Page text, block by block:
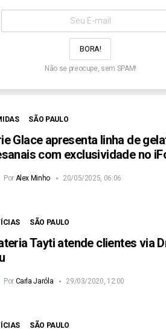
Não se preocupe, sem SPAM!
SÃO PAULO
Glace apresenta linha de
com exclusividade no
Por Alex Minho 20/05/2025, 06:06
SÃO PAULO
Tayti atende clientes via
Por Carla Jaróla 29/03/2020, 12:00
SÃO PAULO